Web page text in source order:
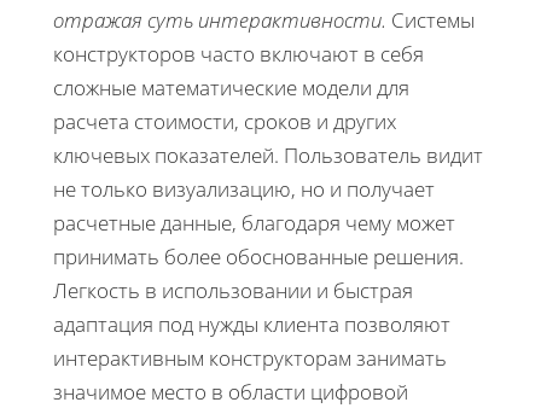
отражая суть интерактивности. Системы
конструкторов часто включают в себя
сложные математические модели для
расчета стоимости, сроков и других
ключевых показателей. Пользователь видит
не только визуализацию, но и получает
расчетные данные, благодаря чему может
принимать более обоснованные решения.
Легкость в использовании и быстрая
адаптация под нужды клиента позволяют
интерактивным конструкторам занимать
значимое место в области цифровой